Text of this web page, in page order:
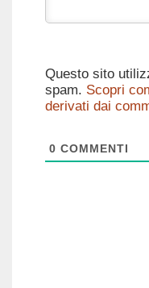
Questo sito
spam. Scopri
derivati dai
0 COMMENTI